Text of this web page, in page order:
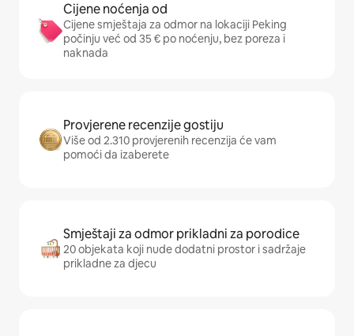
Cijene noćenja od
Cijene smještaja za odmor na lokaciji Peking
počinju već od 35 € po noćenju, bez poreza i
naknada
Provjerene recenzije gostiju
Više od 2.310 provjerenih recenzija će vam
pomoći da izaberete
Smještaji za odmor prikladni za porodice
20 objekata koji nude dodatni prostor i sadržaje
prikladne za djecu